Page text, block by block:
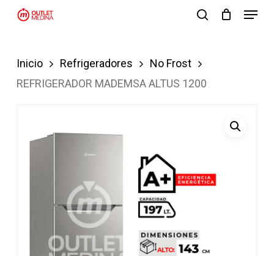
Skip
content
Menu
Inicio Refrigeradores
No Frost
REFRIGERADOR MADEMSA ALTUS 1200